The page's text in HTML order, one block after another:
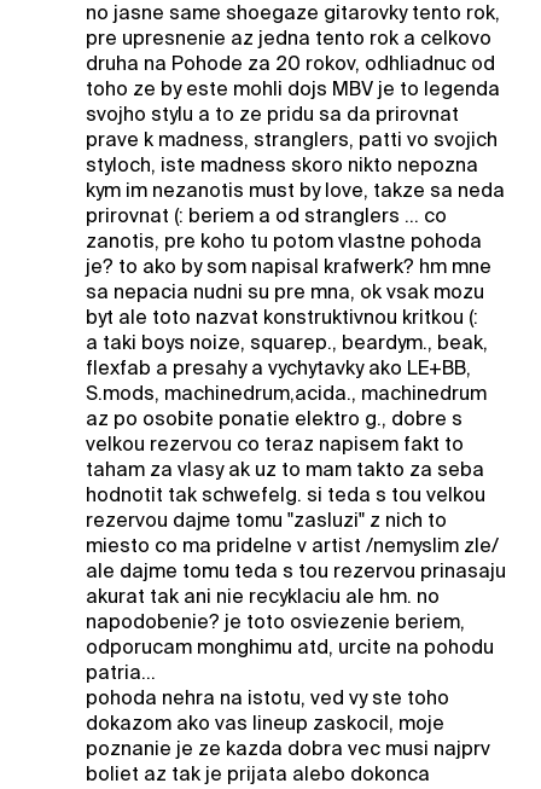
no jasne same shoegaze gitarovky tento rok,
pre upresnenie az jedna tento rok a celkovo
druha na Pohode za 20 rokov, odhliadnuc od
toho ze by este mohli dojs MBV je to legenda
svojho stylu a to ze pridu sa da prirovnat
prave k madness, stranglers, patti vo svojich
styloch, iste madness skoro nikto nepozna
kym im nezanotis must by love, takze sa neda
prirovnat (: beriem a od stranglers ... co
zanotis, pre koho tu potom vlastne pohoda
je? to ako by som napisal krafwerk? hm mne
sa nepacia nudni su pre mna, ok vsak mozu
byt ale toto nazvat konstruktivnou kritkou (:
a taki boys noize, squarep., beardym., beak,
flexfab a presahy a vychytavky ako LE+BB,
S.mods, machinedrum,acida., machinedrum
az po osobite ponatie elektro g., dobre s
velkou rezervou co teraz napisem fakt to
taham za vlasy ak uz to mam takto za seba
hodnotit tak schwefelg. si teda s tou velkou
rezervou dajme tomu "zasluzi" z nich to
miesto co ma pridelne v artist /nemyslim zle/
ale dajme tomu teda s tou rezervou prinasaju
akurat tak ani nie recyklaciu ale hm. no
napodobenie? je toto osviezenie beriem,
odporucam monghimu atd, urcite na pohodu
patria...
pohoda nehra na istotu, ved vy ste toho
dokazom ako vas lineup zaskocil, moje
poznanie je ze kazda dobra vec musi najprv
boliet az tak je prijata alebo dokonca